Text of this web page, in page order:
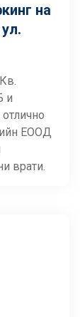
на
и
ЕООД
врати.